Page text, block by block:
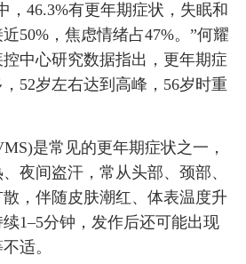
，46.3%有更年期症状，失眠和
50%，焦虑情绪占47%。”何耀
中心研究数据指出，更年期症
52岁左右达到高峰，56岁时重
是常见的更年期症状之一，
夜间盗汗，常从头部、颈部、
，伴随皮肤潮红、体表温度升
1–5分钟，发作后还可能出现
适。